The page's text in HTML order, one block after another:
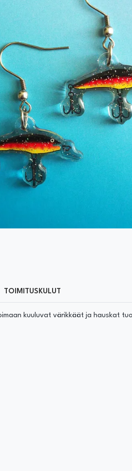
TOIMITUSKULUT
kuuluvat värikkäät ja hauskat